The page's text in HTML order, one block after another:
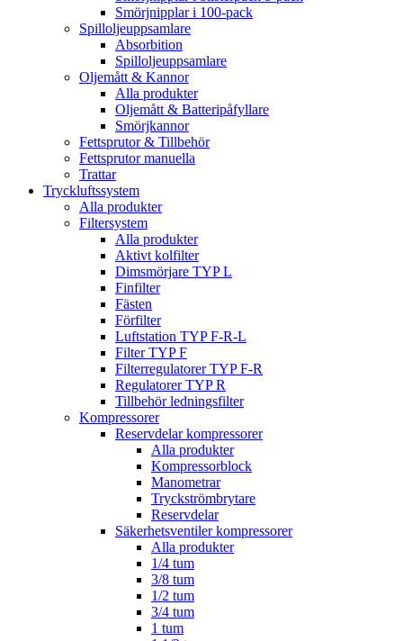
Smörjnipplar i 100-pack
Spilloljeuppsamlare
Absorbition
Spilloljeuppsamlare
Oljemått & Kannor
Alla produkter
Oljemått & Batteripåfyllare
Smörjkannor
Fettsprutor & Tillbehör
Fettsprutor manuella
Trattar
Tryckluftssystem
Alla produkter
Filtersystem
Alla produkter
Aktivt kolfilter
Dimsmörjare TYP L
Finfilter
Fästen
Förfilter
Luftstation TYP F-R-L
Filter TYP F
Filterregulatorer TYP F-R
Regulatorer TYP R
Tillbehör ledningsfilter
Kompressorer
Reservdelar kompressorer
Alla produkter
Kompressorblock
Manometrar
Tryckströmbrytare
Reservdelar
Säkerhetsventiler kompressorer
Alla produkter
1/4 tum
3/8 tum
1/2 tum
3/4 tum
1 tum